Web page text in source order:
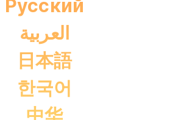
Pусский
العربية
日本語
한국어
中华